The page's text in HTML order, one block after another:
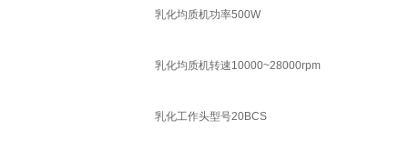
乳化均质机功率500W
乳化均质机转速10000~28000rpm
乳化工作头型号20BCS